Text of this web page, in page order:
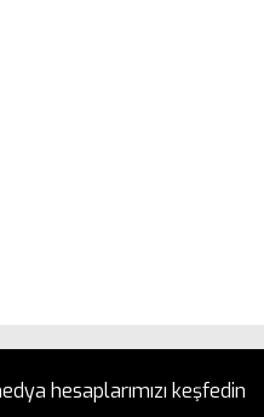
hesaplarımızı keşfedin